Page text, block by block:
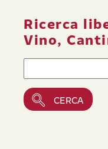
Ricerca
Vino,